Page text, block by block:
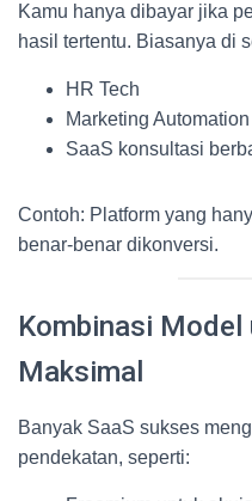
Kamu hanya dibayar jika
hasil tertentu. Biasanya di
HR Tech
Marketing Automation
SaaS konsultasi
Contoh: Platform yang
benar-benar dikonversi.
Kombinasi Model
Maksimal
Banyak SaaS sukses
pendekatan, seperti: